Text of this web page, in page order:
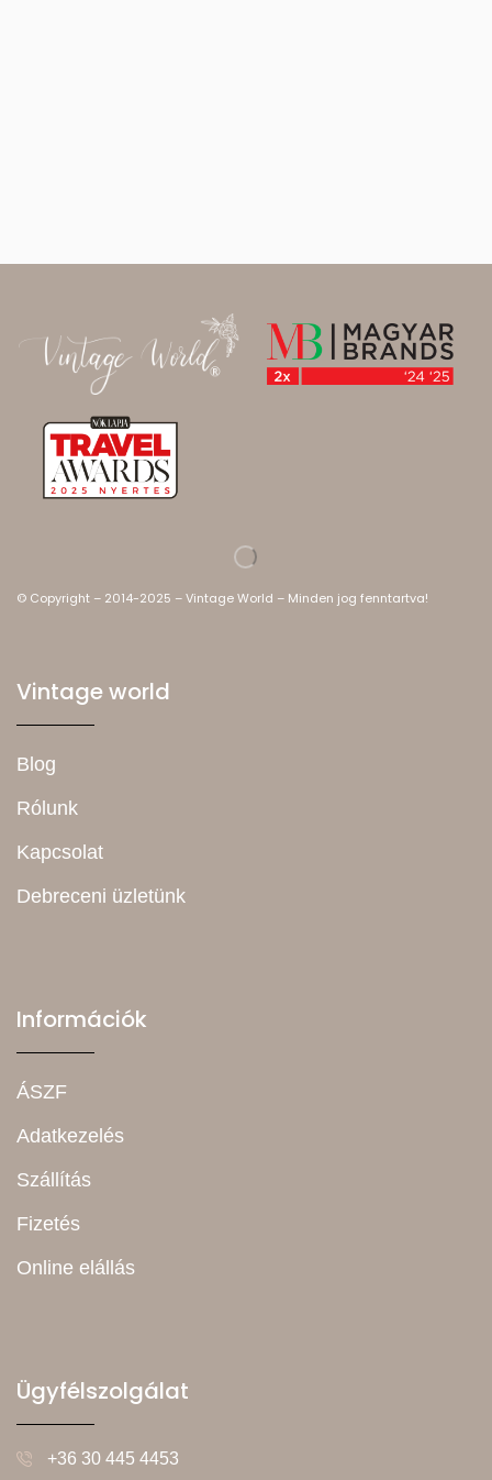
© Copyright – 2014-2025 – Vintage World – Minden jog fenntartva!
Vintage world
Blog
Rólunk
Kapcsolat
Debreceni üzletünk
Információk
ÁSZF
Adatkezelés
Szállítás
Fizetés
Online elállás
Ügyfélszolgálat
+36 30 445 4453